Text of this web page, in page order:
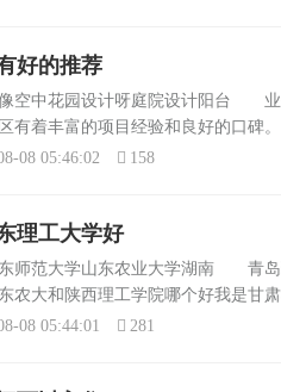
好的推荐
空中花园设计呀庭院设计阳台 业
有着丰富的项目经验和良好的口碑
您的具体需求提供相应的设计方案
08 05:46:02 158
理工大学好
师范大学山东农业大学湖南 青岛
农大和陕西理工学院哪个好我是
特色，以下是它们的对比分析：山
08 05:44:01 281